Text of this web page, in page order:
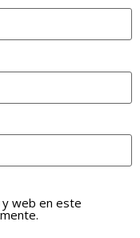
web en este